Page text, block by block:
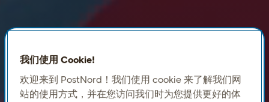
我们使用 Cookie!
欢迎来到 PostNord！我们使用 cookie 来了解我们网
站的使用方式，并在您访问我们时为您提供更好的体